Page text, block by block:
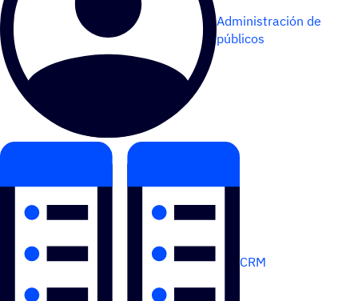
Administración de
públicos
CRM